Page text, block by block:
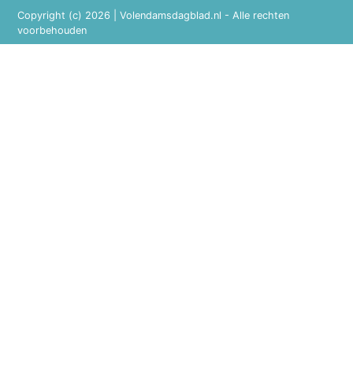
Copyright (c) 2026 | Volendamsdagblad.nl - Alle rechten
voorbehouden